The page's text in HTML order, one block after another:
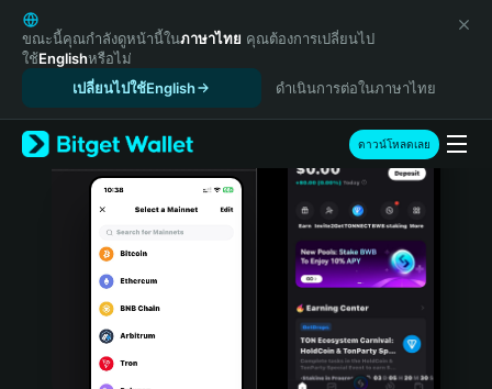
English
日本語
Tiếng Việt
Español (Latinoamérica)
Türkçe
Italiano
Português (Portugal)
Bahasa Indonesia
ขณะนี้คุณกำลังดูหน้านี้ในภาษาไทย คุณต้องการเปลี่ยนไป
ใช้Englishหรือไม่
เปลี่ยนไปใช้English
ดำเนินการต่อในภาษาไทย
ดาวน์โหลดเลย